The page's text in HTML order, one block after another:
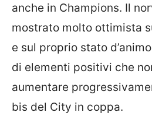
anche in Champions. Il
mostrato molto ottimista
e sul proprio stato
di elementi positivi che
aumentare
bis del City in coppa.